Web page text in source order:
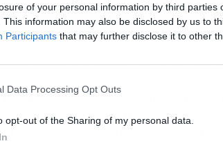
of your personal information by third parties
This information may also be disclosed by us to
Participants that may further disclose it to other
Data Processing Opt Outs
opt-out of the Sharing of my personal data.
el cineasta francés que ya
a su socio habitual, Florent
de cámara retorcidos,
que te agarra y no te suelta.
y con una certeza: esta
de la saga.